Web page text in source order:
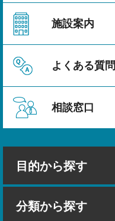
施設案内
よくある質問
相談窓口
目的から探す
分類から探す